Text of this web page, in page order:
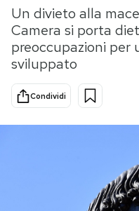
Tecnologia
Internet
Scienza
Cultura
Economia
Sport
Un divieto alla
Camera si porta
preoccupazioni per
sviluppato
Condividi